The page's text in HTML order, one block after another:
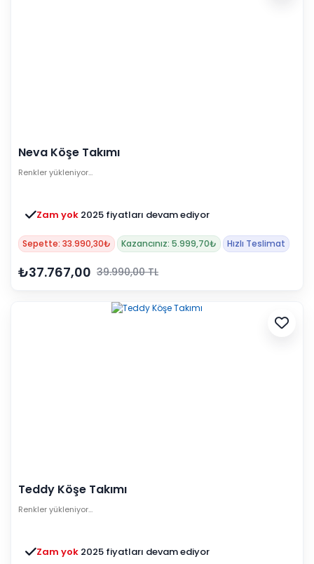
Neva Köşe Takımı
Renkler yükleniyor…
Zam yok 2025 fiyatları devam ediyor
Sepette: 33.990,30₺ Kazancınız: 5.999,70₺ Hızlı Teslimat
₺37.767,00 39.990,00 TL
Teddy Köşe Takımı
Renkler yükleniyor…
Zam yok 2025 fiyatları devam ediyor